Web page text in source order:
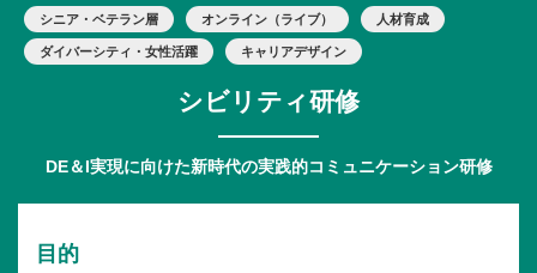
シニア・ベテラン層 オンライン（ライブ） 人材育成
ダイバーシティ・女性活躍 キャリアデザイン
シビリティ研修
DE＆I実現に向けた新時代の実践的コミュニケーション研修
目的